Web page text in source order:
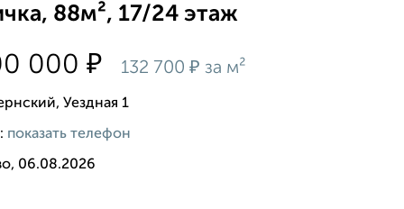
88м², 17/24 этаж
000₽ 132 700₽ за м²
Уездная 1
показать телефон
06.08.2026